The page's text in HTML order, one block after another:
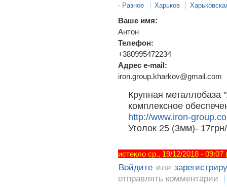
- Разное
Харьков
Ваше имя:
Антон
Телефон:
+380995472234
Адрес e-mail:
iron.group.kharkov@gmail.com
Крупная металлобаза
комплексное
http://www.iron-
Уголок 25 (3мм)-
истекло ср., 19/12/2018 -
Войдите или
отправлять комментарии